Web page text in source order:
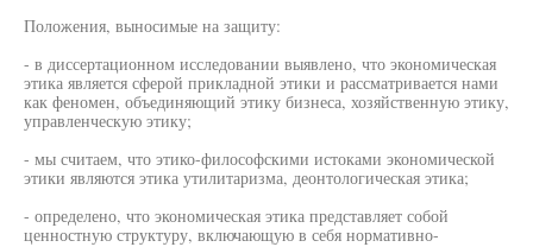
Положения, выносимые на защиту:
- в диссертационном исследовании выявлено, что экономическая
этика является сферой прикладной этики и рассматривается нами
как феномен, объединяющий этику бизнеса, хозяйственную этику,
управленческую этику;
- мы считаем, что этико-философскими истоками экономической
этики являются этика утилитаризма, деонтологическая этика;
- определено, что экономическая этика представляет собой
ценностную структуру, включающую в себя нормативно-